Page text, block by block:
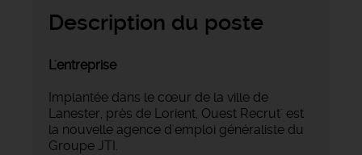
Description du poste
L'entreprise
Implantée dans le cœur de la ville de
Lanester, près de Lorient, Ouest Recrut' est
la nouvelle agence d'emploi généraliste du
Groupe JTI.